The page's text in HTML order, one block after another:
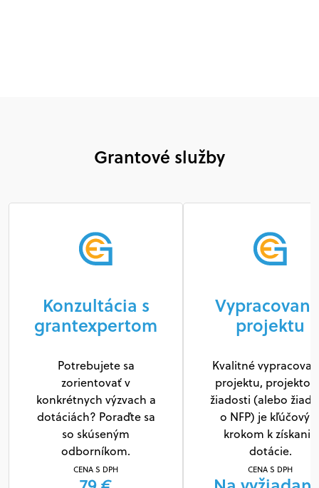
Grantové služby
Konzultácia s
grantexpertom
Potrebujete sa
zorientovať v
konkrétnych výzvach a
dotáciách? Poraďte sa
so skúseným
odborníkom.
CENA S DPH
projektu
Kvalitné
projektu,
žiadosti (alebo
o NFP) je
krokom k získaniu
dotácie.
CENA S DPH